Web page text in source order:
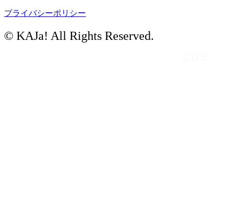
プライバシーポリシー
©︎ KAJa! All Rights Reserved.